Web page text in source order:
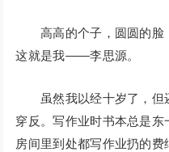
高高的个子，圆圆的脸
这就是我——李思源。
虽然我以经十岁了，但
穿反。写作业时书本总是
房间里到处都写作业扔的